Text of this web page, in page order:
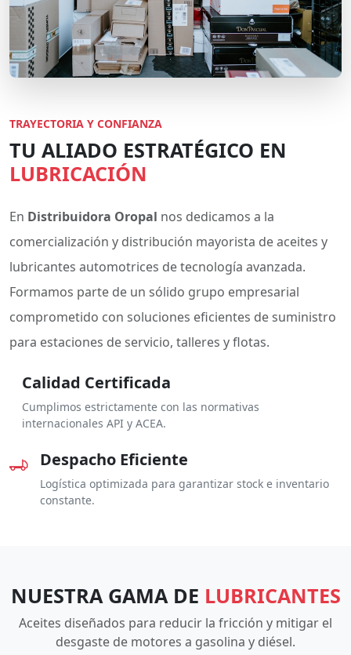
TRAYECTORIA Y CONFIANZA
TU ALIADO ESTRATÉGICO EN
LUBRICACIÓN
En Distribuidora Oropal nos dedicamos a la
comercialización y distribución mayorista de aceites y
lubricantes automotrices de tecnología avanzada.
Formamos parte de un sólido grupo empresarial
comprometido con soluciones eficientes de suministro
para estaciones de servicio, talleres y flotas.
Calidad Certificada
Cumplimos estrictamente con las normativas
internacionales API y ACEA.
Despacho Eficiente
Logística optimizada para garantizar stock e inventario
constante.
NUESTRA GAMA DE LUBRICANTES
Aceites diseñados para reducir la fricción y mitigar el
desgaste de motores a gasolina y diésel.